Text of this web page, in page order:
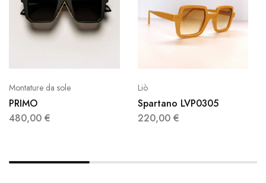
Montature da sole
PRIMO
480,00 €
Liò
Spartano LVP0305
220,00 €